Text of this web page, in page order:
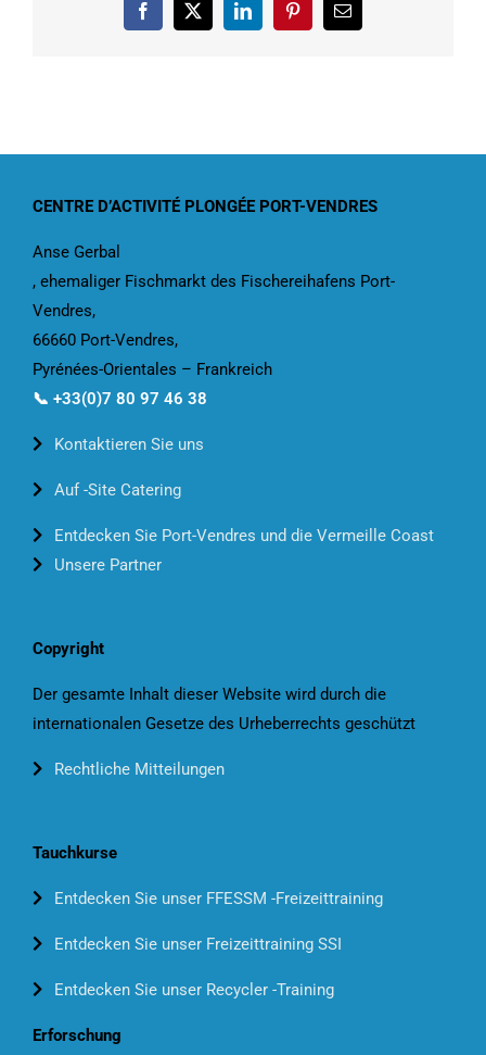
Facebook
X LinkedInPinterest
E-
Mail
CENTRE D’ACTIVITÉ PLONGÉE PORT-VENDRES
Anse Gerbal
, ehemaliger Fischmarkt des Fischereihafens Port-
Vendres,
66660 Port-Vendres,
Pyrénées-Orientales – Frankreich
📞 +33(0)7 80 97 46 38
Kontaktieren Sie uns
Auf -Site Catering
Entdecken Sie Port-Vendres und die Vermeille Coast
Unsere Partner
Copyright
Der gesamte Inhalt dieser Website wird durch die
internationalen Gesetze des Urheberrechts geschützt
Rechtliche Mitteilungen
Tauchkurse
Entdecken Sie unser FFESSM -Freizeittraining
Entdecken Sie unser Freizeittraining SSI
Entdecken Sie unser Recycler -Training
Erforschung